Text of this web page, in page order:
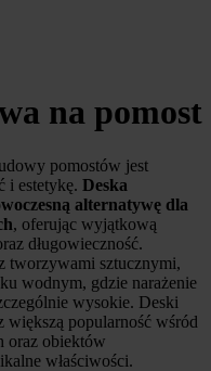
na pomost
pomostów jest
i estetykę. Deska
alternatywę dla
, oferując wyjątkową
długowieczność.
tworzywami sztucznymi,
wodnym, gdzie narażenie
wysokie. Deski
większą popularność wśród
oraz obiektów
właściwości.